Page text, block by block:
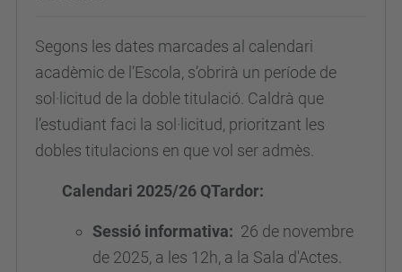
Segons les dates marcades al calendari
acadèmic de l’Escola, s’obrirà un període de
sol·licitud de la doble titulació. Caldrà que
l’estudiant faci la sol·licitud, prioritzant les
dobles titulacions en que vol ser admès.
Calendari 2025/26 QTardor:
Sessió informativa: 26 de novembre
de 2025, a les 12h, a la Sala d'Actes.